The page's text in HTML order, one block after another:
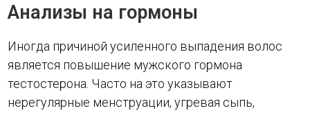
Анализы на гормоны
Иногда причиной усиленного выпадения волос
является повышение мужского гормона
тестостерона. Часто на это указывают
нерегулярные менструации, угревая сыпь,